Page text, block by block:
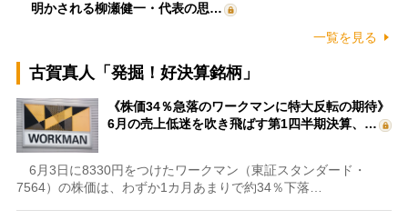
明かされる柳瀬健一・代表の思…
一覧を見る
古賀真人「発掘！好決算銘柄」
《株価34％急落のワークマンに特大反転の期待》
6月の売上低迷を吹き飛ばす第1四半期決算、…
6月3日に8330円をつけたワークマン（東証スタンダード・
7564）の株価は、わずか1カ月あまりで約34％下落…